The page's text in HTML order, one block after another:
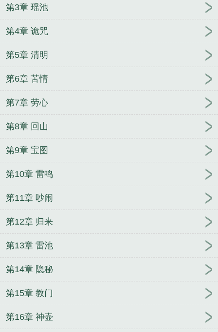
第3章 瑶池
第4章 诡咒
第5章 清明
第6章 苦情
第7章 劳心
第8章 回山
第9章 宝图
第10章 雷鸣
第11章 吵闹
第12章 归来
第13章 雷池
第14章 隐秘
第15章 教门
第16章 神壶